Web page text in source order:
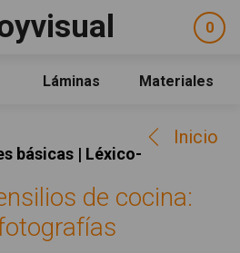
Láminas Materiales
0
básicas | Léxico-
Inicio
de cocina:
Twitter